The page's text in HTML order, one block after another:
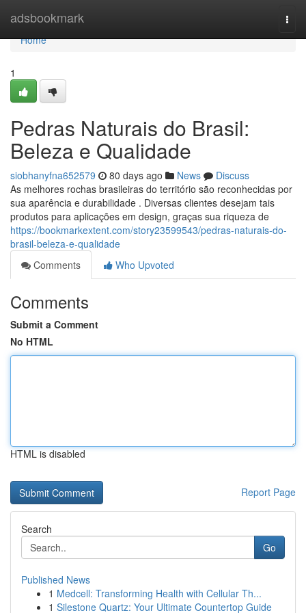
adsbookmark
Home
Home
1
Pedras Naturais do Brasil:
Beleza e Qualidade
siobhanyfna652579 80 days ago News
Discuss
As melhores rochas brasileiras do território são reconhecidas por
sua aparência e durabilidade . Diversas clientes desejam tais
produtos para aplicações em design, graças sua riqueza de
https://bookmarkextent.com/story23599543/pedras-naturais-do-
brasil-beleza-e-qualidade
Comments
Who Upvoted
Comments
Submit a Comment
No HTML
HTML is disabled
Report Page
Search
Go
Published News
1 Medcell: Transforming Health with Cellular Th...
1 Silestone Quartz: Your Ultimate Countertop Guide